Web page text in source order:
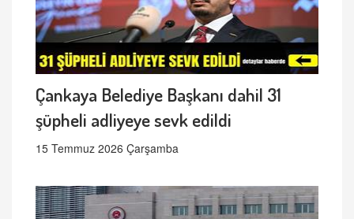
Çankaya Belediye Başkanı dahil 31
şüpheli adliyeye sevk edildi
15 Temmuz 2026 Çarşamba